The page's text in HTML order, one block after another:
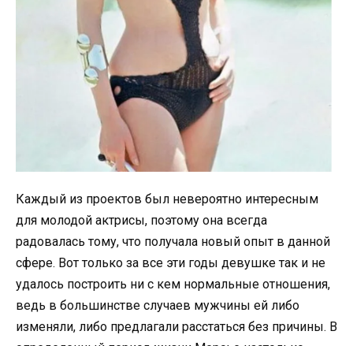
Каждый из проектов был невероятно интересным
для молодой актрисы, поэтому она всегда
радовалась тому, что получала новый опыт в данной
сфере. Вот только за все эти годы девушке так и не
удалось построить ни с кем нормальные отношения,
ведь в большинстве случаев мужчины ей либо
изменяли, либо предлагали расстаться без причины. В